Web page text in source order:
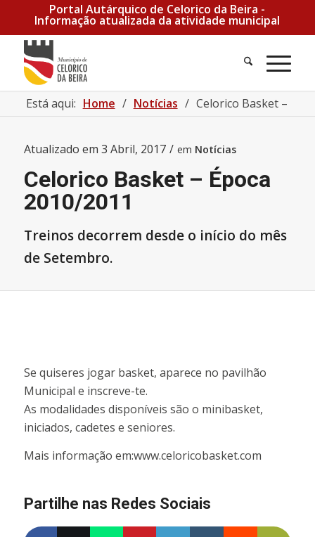
Portal Autárquico de Celorico da Beira -
Informação atualizada da atividade municipal
Pesquisa
Está aqui: Home / Notícias / Celorico Basket –
Atualizado em 3 Abril, 2017 / em Notícias
Celorico Basket – Época
2010/2011
Treinos decorrem desde o início do mês
de Setembro.
Se quiseres jogar basket, aparece no pavilhão
Municipal e inscreve-te.
As modalidades disponíveis são o minibasket,
iniciados, cadetes e seniores.
Mais informação em:www.celoricobasket.com
Partilhe nas Redes Sociais